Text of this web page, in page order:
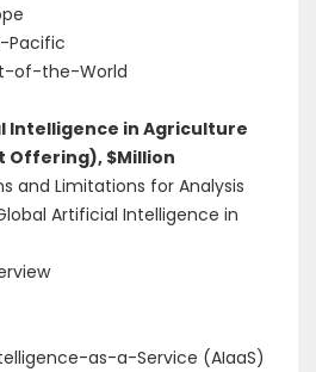
World
in Agriculture
Offering), $Million
Limitations for Analysis
Artificial Intelligence in
as-a-Service (AIaaS)